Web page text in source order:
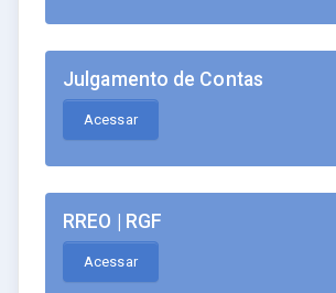
Julgamento de Contas
Acessar
RREO | RGF
Acessar